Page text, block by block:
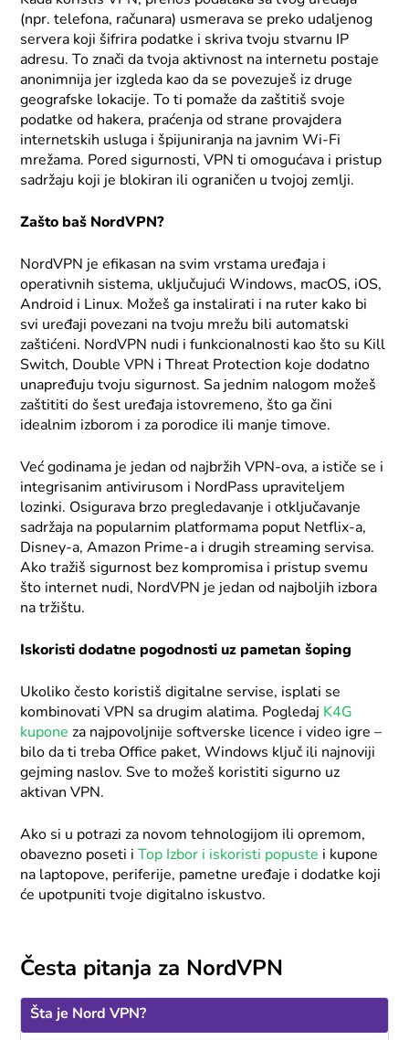
(npr. telefona, računara) usmerava se preko udaljenog
servera koji šifrira podatke i skriva tvoju stvarnu IP
adresu. To znači da tvoja aktivnost na internetu postaje
anonimnija jer izgleda kao da se povezuješ iz druge
geografske lokacije. To ti pomaže da zaštitiš svoje
podatke od hakera, praćenja od strane provajdera
internetskih usluga i špijuniranja na javnim Wi-Fi
mrežama. Pored sigurnosti, VPN ti omogućava i pristup
sadržaju koji je blokiran ili ograničen u tvojoj zemlji.
Zašto baš NordVPN?
NordVPN je efikasan na svim vrstama uređaja i
operativnih sistema, uključujući Windows, macOS, iOS,
Android i Linux. Možeš ga instalirati i na ruter kako bi
svi uređaji povezani na tvoju mrežu bili automatski
zaštićeni. NordVPN nudi i funkcionalnosti kao što su Kill
Switch, Double VPN i Threat Protection koje dodatno
unapređuju tvoju sigurnost. Sa jednim nalogom možeš
zaštititi do šest uređaja istovremeno, što ga čini
idealnim izborom i za porodice ili manje timove.
Već godinama je jedan od najbržih VPN-ova, a ističe se i
integrisanim antivirusom i NordPass upraviteljem
lozinki. Osigurava brzo pregledavanje i otključavanje
sadržaja na popularnim platformama poput Netflix-a,
Disney-a, Amazon Prime-a i drugih streaming servisa.
Ako tražiš sigurnost bez kompromisa i pristup svemu
što internet nudi, NordVPN je jedan od najboljih izbora
na tržištu.
Iskoristi dodatne pogodnosti uz pametan šoping
Ukoliko često koristiš digitalne servise, isplati se
kombinovati VPN sa drugim alatima. Pogledaj K4G
kupone za najpovoljnije softverske licence i video igre –
bilo da ti treba Office paket, Windows ključ ili najnoviji
gejming naslov. Sve to možeš koristiti sigurno uz
aktivan VPN.
Ako si u potrazi za novom tehnologijom ili opremom,
obavezno poseti i
Top Izbor i iskoristi popuste i kupone
na laptopove, periferije, pametne uređaje i dodatke koji
će upotpuniti tvoje digitalno iskustvo.
Česta pitanja za NordVPN
Šta je Nord VPN?